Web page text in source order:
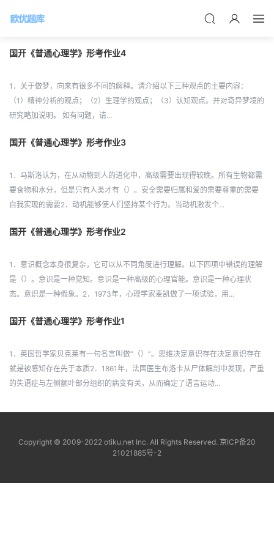
国开《普通心理学》形考作业4
1．关于做梦，向来有很多不同的解释。请介绍以下三种观点的主要内容：
（1）精神分析的观点；（2）生理学的观点；（3）认知观点。并对奇异梦境的
研究略加说明。 如有问题，请...
国开《普通心理学》形考作业3
1．马斯洛认为，在从动物到人的进化中，高级需要出现得较晚。所有生物都需
要食物和水分，但是只有人类才有（）。安全需要归属和爱的需要尊重的需要
自我实现的需要2．动机能够使人们坚持某个行为。当动机激发个...
国开《普通心理学》形考作业2
1．意识概念本身很复杂，它可以从不同角度进行理解。以下四项中错误的理解
是（）。意识是一种觉知。意识是一种高级的心理官能。意识是一种心理状
态。意识是一种假象。2．1973年，心理学家麦凯做了一项试验，用...
国开《普通心理学》形考作业1
1．英国哲学家贝克莱有一句名言叫做“（）”。思维决定意识存在决定意识存在
就是被感知存在先于本质2．1861年，法国医生布洛卡从尸体解剖中发现，严重
的失语症与左侧额叶部分组织的病变有关，从而确定了语言运动...
Copyright © 2009-2022 otiku.net Inc. All Rights Reserved. 京ICP备20
21021885号-2